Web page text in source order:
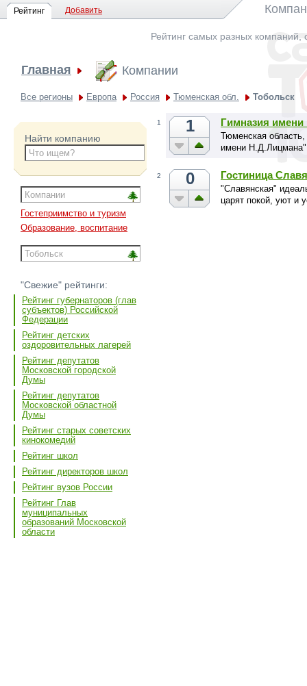
Рейтинг Добавить
Рейтинг самых разных компаний,
Главная Компании
Все регионы Европа Россия Тюменская обл. Тобольск
Найти компанию
Гостеприимство и туризм
Образование, воспитание
"Свежие" рейтинги:
Рейтинг губернаторов (глав
субъектов) Российской
Федерации
Рейтинг детских
оздоровительных лагерей
Рейтинг депутатов
Московской городской
Думы
Рейтинг депутатов
Московской областной
Думы
Рейтинг старых советских
кинокомедий
Рейтинг школ
Рейтинг директоров школ
Рейтинг вузов России
Рейтинг Глав
муниципальных
образований Московской
области
1 1 Гимназия
Тюменская
имени Н.Д.Лицмана"
2 0 Гостиница
"Славянская"
царят покой, уют и